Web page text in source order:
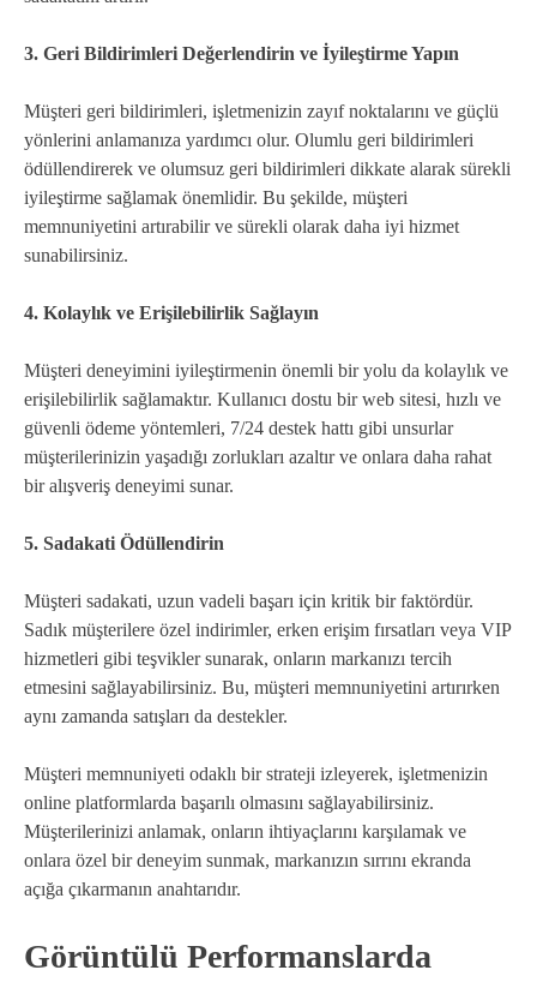
3. Geri Bildirimleri Değerlendirin ve İyileştirme Yapın
Müşteri geri bildirimleri, işletmenizin zayıf noktalarını ve güçlü
yönlerini anlamanıza yardımcı olur. Olumlu geri bildirimleri
ödüllendirerek ve olumsuz geri bildirimleri dikkate alarak sürekli
iyileştirme sağlamak önemlidir. Bu şekilde, müşteri
memnuniyetini artırabilir ve sürekli olarak daha iyi hizmet
sunabilirsiniz.
4. Kolaylık ve Erişilebilirlik Sağlayın
Müşteri deneyimini iyileştirmenin önemli bir yolu da kolaylık ve
erişilebilirlik sağlamaktır. Kullanıcı dostu bir web sitesi, hızlı ve
güvenli ödeme yöntemleri, 7/24 destek hattı gibi unsurlar
müşterilerinizin yaşadığı zorlukları azaltır ve onlara daha rahat
bir alışveriş deneyimi sunar.
5. Sadakati Ödüllendirin
Müşteri sadakati, uzun vadeli başarı için kritik bir faktördür.
Sadık müşterilere özel indirimler, erken erişim fırsatları veya VIP
hizmetleri gibi teşvikler sunarak, onların markanızı tercih
etmesini sağlayabilirsiniz. Bu, müşteri memnuniyetini artırırken
aynı zamanda satışları da destekler.
Müşteri memnuniyeti odaklı bir strateji izleyerek, işletmenizin
online platformlarda başarılı olmasını sağlayabilirsiniz.
Müşterilerinizi anlamak, onların ihtiyaçlarını karşılamak ve
onlara özel bir deneyim sunmak, markanızın sırrını ekranda
açığa çıkarmanın anahtarıdır.
Görüntülü Performanslarda